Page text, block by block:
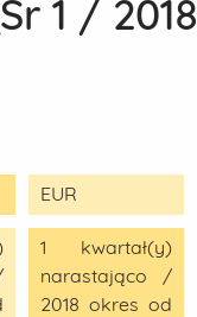
1 / 2018
EUR
1 kwartał(y)
narastająco /
2018 okres od